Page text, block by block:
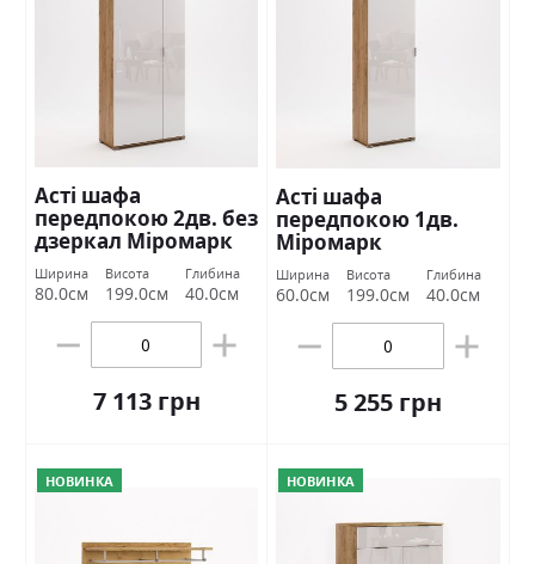
Асті шафа
передпокою 2дв. без
дзеркал Міромарк
Ширина
80.0см
Висота
199.0см
Глибина
40.0см
7 113 грн
Асті шафа
передпокою 1дв.
Міромарк
Ширина
60.0см
Висота
199.0см
Глибина
40.0см
5 255 грн
НОВИНКА НОВИНКА